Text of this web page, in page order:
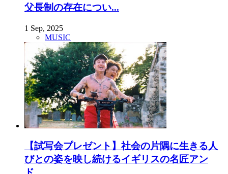
父長制の存在につい...
1 Sep, 2025
MUSIC
【試写会プレゼント】社会の片隅に生きる人
びとの姿を映し続けるイギリスの名匠アン